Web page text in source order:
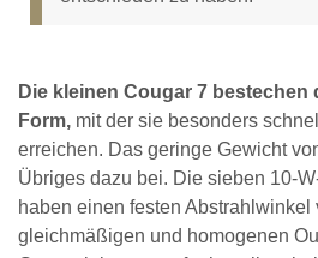
Die kleinen Cougar 7
Form, mit der sie besonders
erreichen. Das geringe Gewicht
Übriges dazu bei. Die sieben 10-
haben einen festen Abstrahlwinkel
gleichmäßigen und homogenen